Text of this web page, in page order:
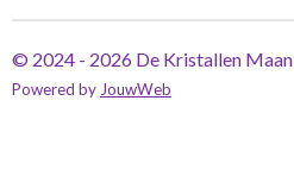
© 2024 - 2026 De Kristallen Maan
Powered by JouwWeb